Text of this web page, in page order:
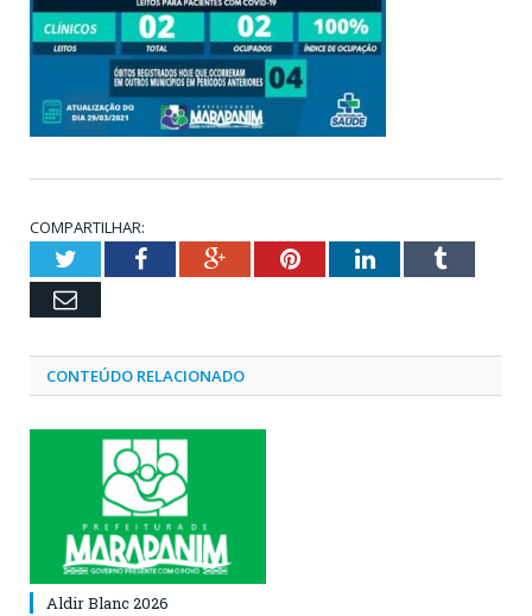
COMPARTILHAR:
TwitterFacebookGoogle+PinterestLinkedInTumblr
Email
CONTEÚDO RELACIONADO
Aldir Blanc 2026